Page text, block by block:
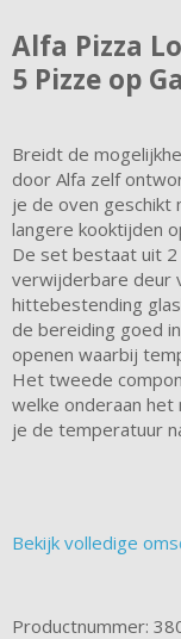
Alfa Pizza
5 Pizze op
Breidt de
door Alfa zelf
je de oven geschikt
langere kooktijden
De set bestaat uit
verwijderbare deur
hittebestending
de bereiding goed
openen waarbij
Het tweede
welke onderaan
je de temperatuur
Bekijk volledige
Productnummer: